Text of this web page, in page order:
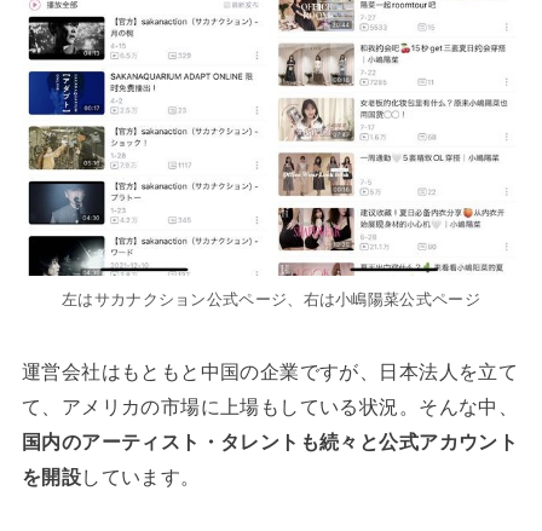
左はサカナクション公式ページ、右は小嶋陽菜公式ページ
運営会社はもともと中国の企業ですが、日本法人を立て
て、アメリカの市場に上場もしている状況。そんな中、
国内のアーティスト・タレントも続々と公式アカウント
を開設しています。